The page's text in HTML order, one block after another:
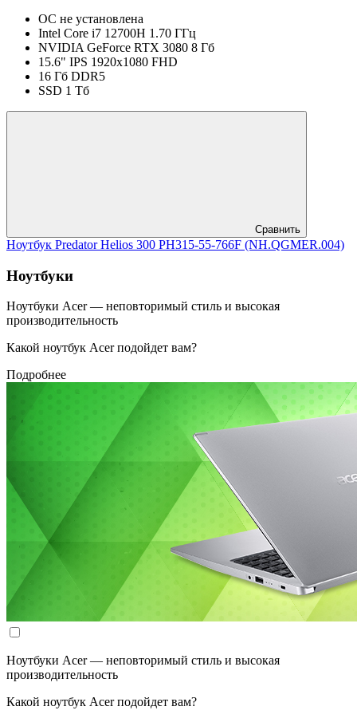
ОС не установлена
Intel Core i7 12700H 1.70 ГГц
NVIDIA GeForce RTX 3080 8 Гб
15.6" IPS 1920x1080 FHD
16 Гб DDR5
SSD 1 Тб
Сравнить
Ноутбук Predator Helios 300 PH315-55-766F (NH.QGMER.004)
Ноутбуки
Ноутбуки Acer — неповторимый стиль и высокая
производительность
Какой ноутбук Acer подойдет вам?
Подробнее
Ноутбуки Acer — неповторимый стиль и высокая
производительность
Какой ноутбук Acer подойдет вам?